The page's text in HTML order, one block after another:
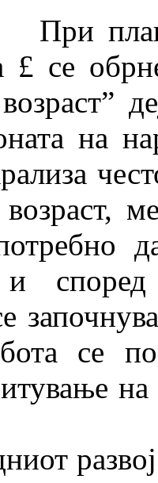
£ се
на
возраст,
и според
се